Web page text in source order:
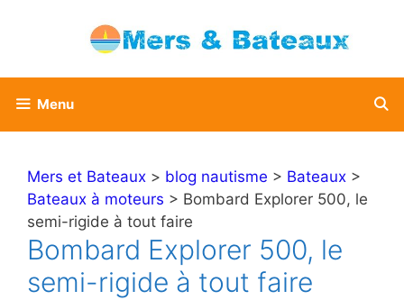
Menu
Mers et Bateaux > blog nautisme > Bateaux >
Bateaux à moteurs > Bombard Explorer 500, le
semi-rigide à tout faire
Bombard Explorer 500, le
semi-rigide à tout faire